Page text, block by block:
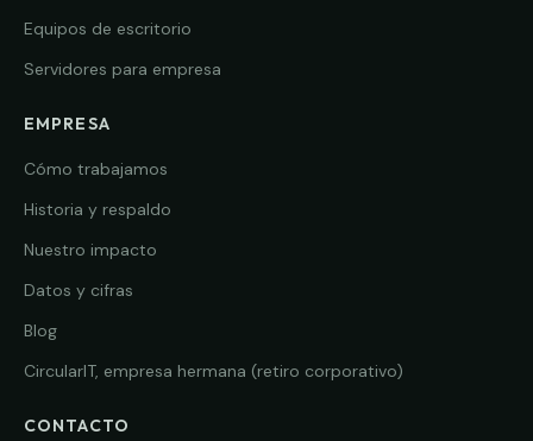
Equipos de escritorio
Servidores para empresa
EMPRESA
Cómo trabajamos
Historia y respaldo
Nuestro impacto
Datos y cifras
Blog
CircularIT, empresa hermana (retiro corporativo)
CONTACTO